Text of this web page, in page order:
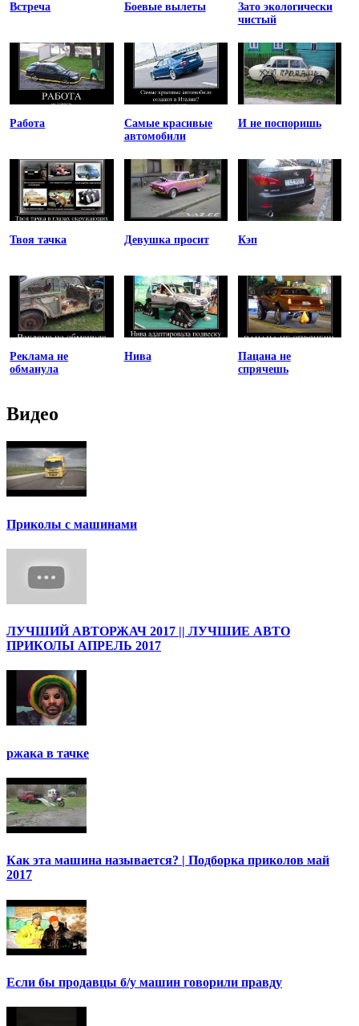
Встреча Боевые вылеты
Зато экологически
чистый
Работа
Самые красивые
автомобили
И не поспоришь
Твоя тачка Девушка просит Кэп
Реклама не
обманула
Нива
Пацана не
спрячешь
Видео
Приколы с машинами
ЛУЧШИЙ АВТОРЖАЧ 2017 || ЛУЧШИЕ АВТО
ПРИКОЛЫ АПРЕЛЬ 2017
ржака в тачке
Как эта машина называется? | Подборка приколов май
2017
Если бы продавцы б/у машин говорили правду